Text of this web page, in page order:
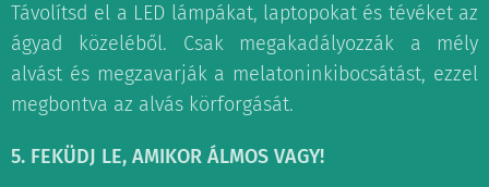
Távolítsd el a LED lámpákat, laptopokat és tévéket az
ágyad közeléből. Csak megakadályozzák a mély
alvást és megzavarják a melatoninkibocsátást, ezzel
megbontva az alvás körforgását.
5. FEKÜDJ LE, AMIKOR ÁLMOS VAGY!